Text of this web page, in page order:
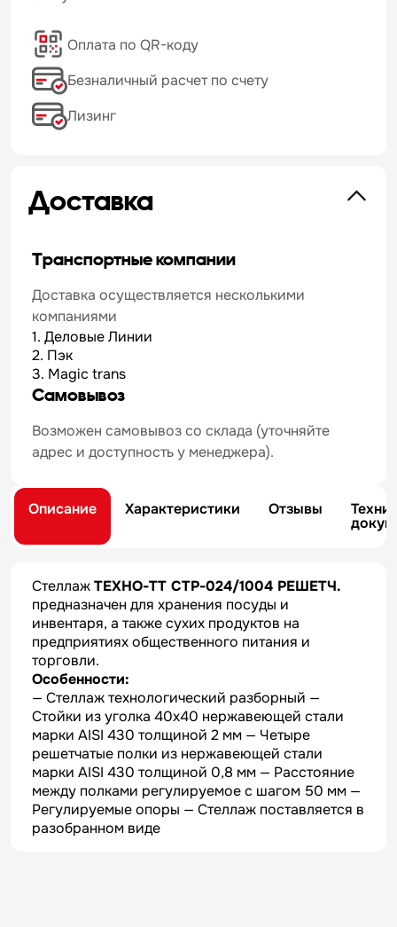
Оплата по QR-коду
Безналичный расчет по счету
Лизинг
Доставка
Транспортные компании
Доставка осуществляется несколькими
компаниями
1. Деловые Линии
2. Пэк
3. Magic trans
Самовывоз
Возможен самовывоз со склада (уточняйте
адрес и доступность у менеджера).
Описание Характеристики Отзывы
СтеллажТЕХНО-ТТ СТР-024/1004 РЕШЕТЧ.
предназначен для хранения посуды и
инвентаря, а также сухих продуктов на
предприятиях общественного питания и
торговли.
Особенности:
— Стеллаж технологический разборный —
Стойки из уголка 40х40 нержавеющей стали
марки AISI 430 толщиной 2 мм — Четыре
решетчатые полки из нержавеющей стали
марки AISI 430 толщиной 0,8 мм — Расстояние
между полками регулируемое с шагом 50 мм —
Регулируемые опоры — Стеллаж поставляется в
разобранном виде